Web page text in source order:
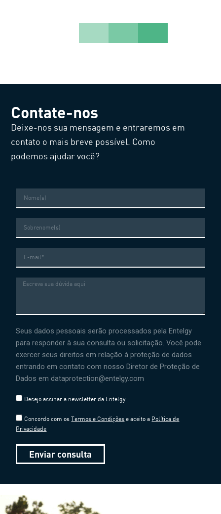
Contate-nos
Deixe-nos sua mensagem e entraremos em
contato o mais breve possível. Como
podemos ajudar você?
mail
Mensagem
Seus dados pessoais serão processados ​​pela Entelgy
para responder à sua consulta ou solicitação. Você pode
exercer seus direitos em relação à proteção de dados
entrando em contato com nosso Diretor de Proteção de
Dados em dataprotection@entelgy.com
Desejo assinar a newsletter da Entelgy
Concordo com osTermos e Condições e aceito a Política de
Privacidade
Enviar consulta